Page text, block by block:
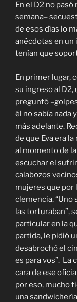
En el D2 no pasó
semana–
de esos días lo
anécdotas en un
tenían que
En primer lugar,
su ingreso al D2,
preguntó
él no sabía nada
más adelante.
de que Eva era
al momento de
escuchar el
calabozos
mujeres que por
clemencia. “Uno
las torturaban”,
particular en la
partida, le pidió
desabrochó el
es para vos”. La
cara de ese
por eso, mucho
una